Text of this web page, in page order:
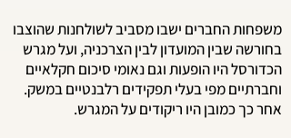
משפחות החברים ישבו מסביב לשולחנות שהוצבו
בחורשה שבין המועדון לבין הצרכניה, ועל מגרש
הכדורסל היו הופעות וגם נאומי סיכום חקלאיים
וחברתיים מפי בעלי תפקידים רלבנטיים במשק.
אחר כך כמובן היו ריקודים על המגרש.